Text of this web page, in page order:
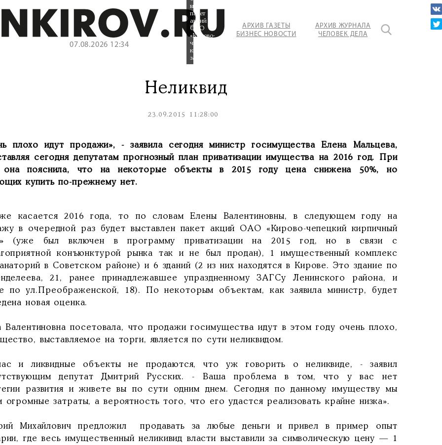
07.08.2026 12:34
АРХИВ ГАЗЕТЫ
БИЗНЕС НОВОСТИ
АРХИВ ЖУРНАЛА
ЧЕЛОВЕК ДЕЛА
выставлен
пакет
акций
ОАО
«Кирово-
чепецкий
кирпичный
завод».
Неликвид
23.09.2015 11:28:00
плохо идут продажи», - заявила сегодня министр госимущества Елена Мальцева,
сегодня депутатам прогнозный план приватизации имущества на 2016 год. При
она пояснила, что на некоторые объекты в 2015 году цена снижена 50%, но
купить по-прежнему нет.
касается 2016 года, то по словам Елены Валентиновны, в следующем году на
в очередной раз будет выставлен пакет акций ОАО «Кирово-чепецкий кирпичный
(уже был включен в программу приватизации на 2015 год, но в связи с
конъюнктурой рынка так и не был продан), 1 имущественный комплекс
в Советском районе) и 6 зданий (2 из них находятся в Кирове. Это здание по
21, ранее принадлежавшее упраздненному ЗАГСу Ленинского района, и
по ул.Преображенской, 18). По некоторым объектам, как заявила министр, будет
новая оценка.
Валентиновна посетовала, что продажи госимущества идут в этом году очень плохо,
выставляемое на торги, является по сути неликвидом.
и ликвидные объекты не продаются, что уж говорить о неликвиде, - заявил
депутат Дмитрий Русских. - Ваша проблема в том, что у вас нет
развития и живете вы по сути одним днем. Сегодня по данному имуществу мы
огромные затраты, а вероятность того, что его удастся реализовать крайне низка».
Михайлович предложил продавать за любые деньги и привел в пример опыт
где весь имущественный неликивид власти выставили за символическую цену — 1